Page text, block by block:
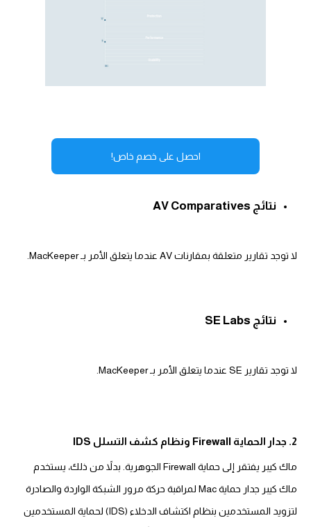
احصل على خصم خاص!
نتائج AV Comparatives
لا توجد تقارير متعلقة بمقارنات AV عندما يتعلق الأمر بـ MacKeeper.
نتائج SE Labs
لا توجد تقارير SE عندما يتعلق الأمر بـ MacKeeper.
2. جدار الحماية Firewall ونظام كشف التسلل IDS
ماك كيبر يفتقر إلى حماية Firewall الجوهرية. بدلاً من ذلك، يستخدم
ماك كيبر جدار حماية Mac لمراقبة حركة مرور الشبكة الواردة والصادرة
لتزويد المستخدمين بنظام اكتشاف الدخلاء (IDS) لحماية المستخدمين